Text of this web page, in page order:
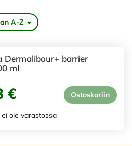
A-Z
Dermalibour+ barrier
ml
€ Ostoskoriin
ole varastossa